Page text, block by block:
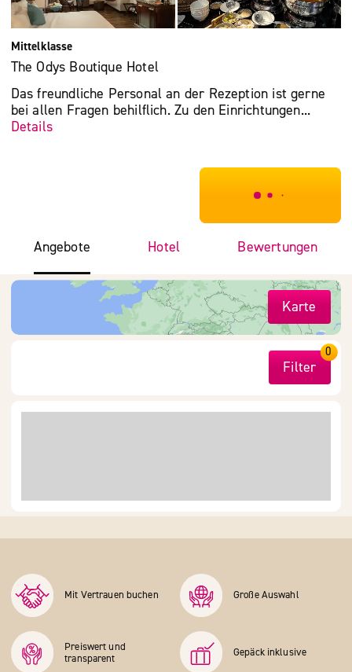
Mittelklasse
The Odys Boutique Hotel
Das freundliche Personal an der Rezeption ist gerne
bei allen Fragen behilflich. Zu den Einrichtungen...
Details
***************
Angebote Hotel Bewertungen
Karte
Filter
0
Mit Vertrauen buchen Große Auswahl
Preiswert und
transparent
Gepäck inklusive